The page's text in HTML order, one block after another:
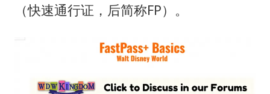
（快速通行证，后简称FP）。